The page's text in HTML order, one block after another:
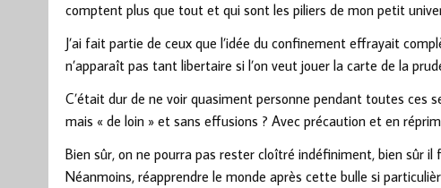
comptent plus que tout et qui sont les piliers de mon petit
J’ai fait partie de ceux que l’idée du confinement effrayait
n’apparaît pas tant libertaire si l’on veut jouer la carte de la
C’était dur de ne voir quasiment personne pendant toutes ces
mais « de loin » et sans effusions ? Avec précaution et en
Bien sûr, on ne pourra pas rester cloîtré indéfiniment, bien sûr
Néanmoins, réapprendre le monde après cette bulle si